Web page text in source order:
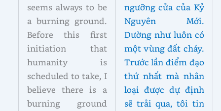
seems always to be
a burning ground.
Before this first
initiation that
humanity is
scheduled to take, I
believe there is a
burning ground
ngưỡng cửa của Kỷ
Nguyên Mới.
Dường như luôn có
một vùng đất cháy.
Trước lần điểm đạo
thứ nhất mà nhân
loại được dự định
sẽ trải qua, tôi tin